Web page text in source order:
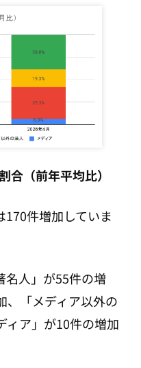
合（前年平均比）
件増加していま
名人」が55件の増
、「メディア以外の
ィア」が10件の増加